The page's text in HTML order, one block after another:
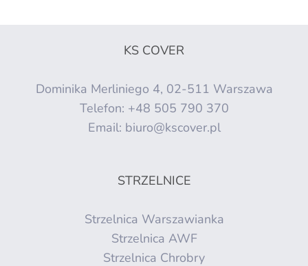
KS COVER
Dominika Merliniego 4, 02-511 Warszawa
Telefon: +48 505 790 370
Email: biuro@kscover.pl
STRZELNICE
Strzelnica Warszawianka
Strzelnica AWF
Strzelnica Chrobry